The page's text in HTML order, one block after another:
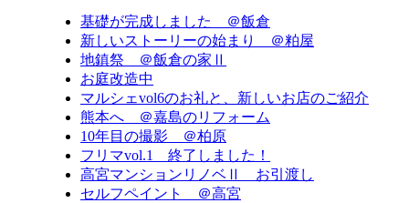
基礎が完成しました ＠飯倉
新しいストーリーの始まり ＠粕屋
地鎮祭 ＠飯倉の家Ⅱ
お庭改造中
マルシェvol6のお礼と、新しいお店のご紹介
熊本へ ＠嘉島のリフォーム
10年目の撮影 ＠柏原
フリマvol.1 終了しました！
高宮マンションリノベⅡ お引渡し
セルフペイント ＠高宮